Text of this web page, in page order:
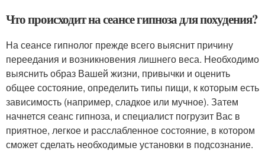
Что происходит на сеансе гипноза для похудения?
На сеансе гипнолог прежде всего выяснит причину
переедания и возникновения лишнего веса. Необходимо
выяснить образ Вашей жизни, привычки и оценить
общее состояние, определить типы пищи, к которым есть
зависимость (например, сладкое или мучное). Затем
начнется сеанс гипноза, и специалист погрузит Вас в
приятное, легкое и расслабленное состояние, в котором
сможет сделать необходимые установки в подсознание.